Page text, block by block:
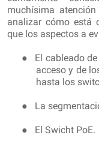
muchísima
analizar cómo está
que los aspectos a
●
El cableado
acceso y de
hasta los
● La
● El Swicht PoE.